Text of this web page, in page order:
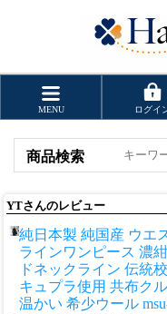
MENU ログイ
商品検索
YTさんのレビュー
純日本製 純国産 ウエ
ラインワンピース 濃
ドネックライン 伝統
キュプラ使用 共布ク
温かい 希少ウール